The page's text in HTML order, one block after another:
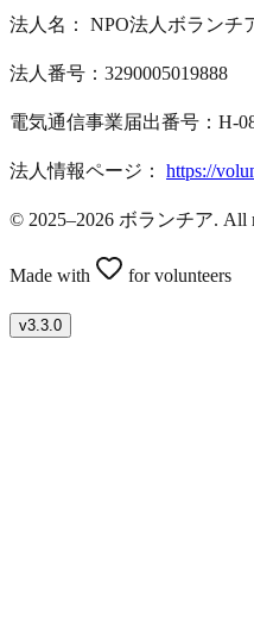
法人名： NPO法人ボランチ
法人番号：3290005019888
電気通信事業届出番号：H-
法人情報ページ： https://
© 2025–2026 ボランチア. All
Made with for volunteers
v3.3.0